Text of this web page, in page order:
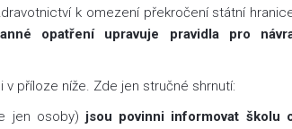
k omezení překročení státní
opatření upravuje pravidla pro
v příloze níže. Zde jen stručné shrnutí:
jen osoby) jsou povinni informovat školu